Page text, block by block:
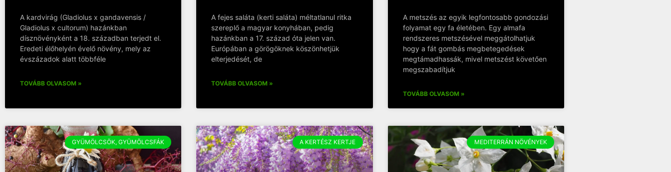
A kardvirág (Gladiolus x gandavensis /
Gladiolus x cultorum) hazánkban
dísznövényként a 18. században terjedt el.
Eredeti élőhelyén évelő növény, mely az
évszázadok alatt többféle
TOVÁBB OLVASOM »
A fejes saláta (kerti saláta) méltatlanul ritka
szereplő a magyar konyhában, pedig
hazánkban a 17. század óta jelen van.
Európában a görögöknek köszönhetjük
elterjedését, de
TOVÁBB OLVASOM »
A metszés az egyik legfontosabb gondozási
folyamat egy fa életében. Egy almafa
rendszeres metszésével meggátolhatjuk
hogy a fát gombás megbetegedések
megtámadhassák, mivel metszést követően
megszabadítjuk
TOVÁBB OLVASOM »
GYÜMÖLCSÖK, GYÜMÖLCSFÁK A KERTÉSZ KERTJE MEDITERRÁN NÖVÉNYEK